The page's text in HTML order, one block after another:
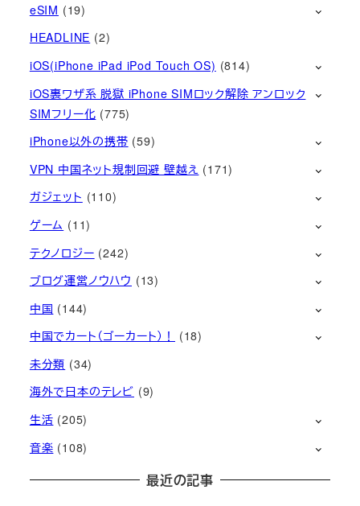
eSIM (19)
HEADLINE (2)
iOS(iPhone iPad iPod Touch OS) (814)
iOS裏ワザ系 脱獄 iPhone SIMロック解除 アンロック
SIMフリー化 (775)
iPhone以外の携帯 (59)
VPN 中国ネット規制回避 壁越え (171)
ガジェット (110)
ゲーム (11)
テクノロジー (242)
ブログ運営ノウハウ (13)
中国 (144)
中国でカート（ゴーカート）！
(18)
未分類 (34)
海外で日本のテレビ (9)
生活 (205)
音楽 (108)
最近の記事